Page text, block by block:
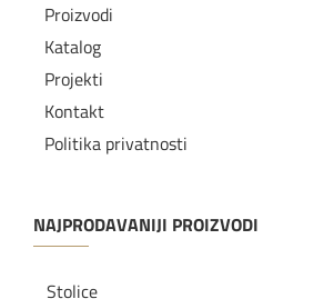
Proizvodi
Katalog
Projekti
Kontakt
Politika privatnosti
NAJPRODAVANIJI PROIZVODI
Stolice